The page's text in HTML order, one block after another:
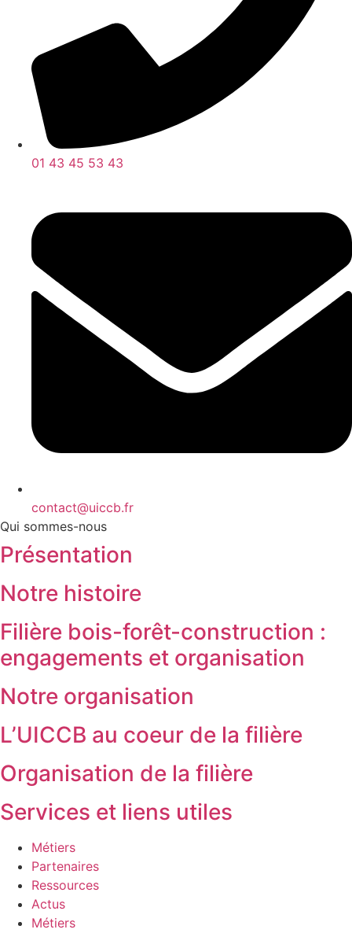
01 43 45 53 43
contact@uiccb.fr
Qui sommes-nous
Présentation
Notre histoire
Filière bois-forêt-construction :
engagements et organisation
Notre organisation
L’UICCB au coeur de la filière
Organisation de la filière
Services et liens utiles
Métiers
Partenaires
Ressources
Actus
Métiers